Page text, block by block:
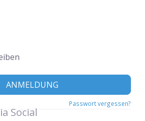
ANMELDUNG
Passwort vergessen?
Social